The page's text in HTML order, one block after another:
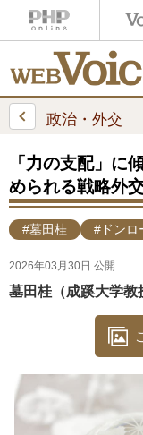
政治・外交
「力の支配」に
められる戦略外
#墓田桂 #ドンロ
2026年03月30日 公開
墓田桂（成蹊大学教